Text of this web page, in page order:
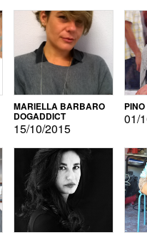
MARIELLA BARBARO
DOGADDICT
15/10/2015
01/